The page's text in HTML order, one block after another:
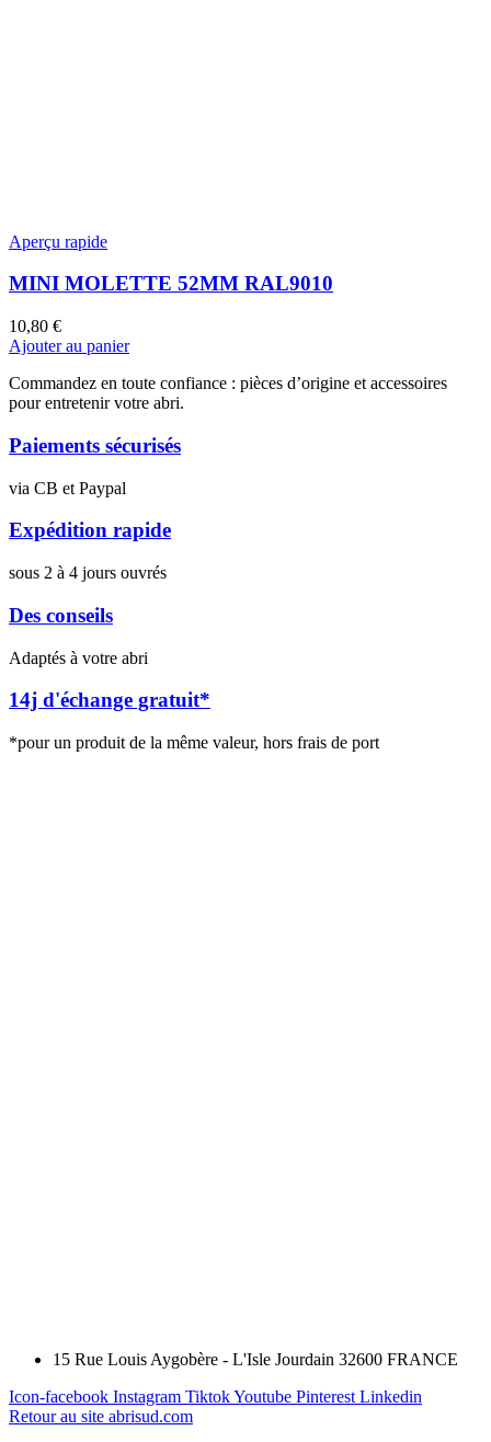
Aperçu rapide
MINI MOLETTE 52MM RAL9010
10,80 €
Ajouter au panier
Commandez en toute confiance : pièces d’origine et accessoires
pour entretenir votre abri.
Paiements sécurisés
via CB et Paypal
Expédition rapide
sous 2 à 4 jours ouvrés
Des conseils
Adaptés à votre abri
14j d'échange gratuit*
*pour un produit de la même valeur, hors frais de port
15 Rue Louis Aygobère - L'Isle Jourdain 32600 FRANCE
Icon-facebook Instagram TiktokYoutube Pinterest Linkedin
Retour au site abrisud.com